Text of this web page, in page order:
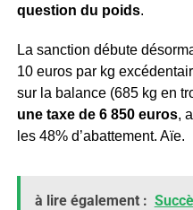
question du poids.
La sanction débute
10 euros par kg
sur la balance (685 kg en
une taxe de 6 850 euros,
les 48% d’abattement. Aïe.
à lire également :